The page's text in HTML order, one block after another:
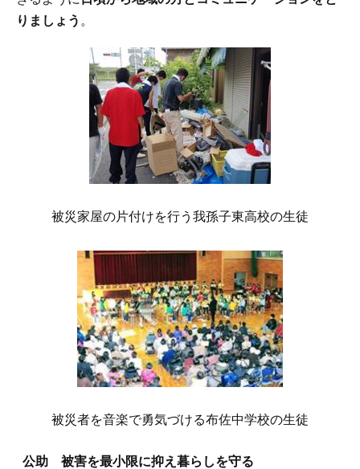
りましょう 。
被災家屋の片付けを行う我孫子東高校の生徒
被災者を音楽で勇気づける布佐中学校の生徒
公助 被害を最小限に抑え暮らしを守る